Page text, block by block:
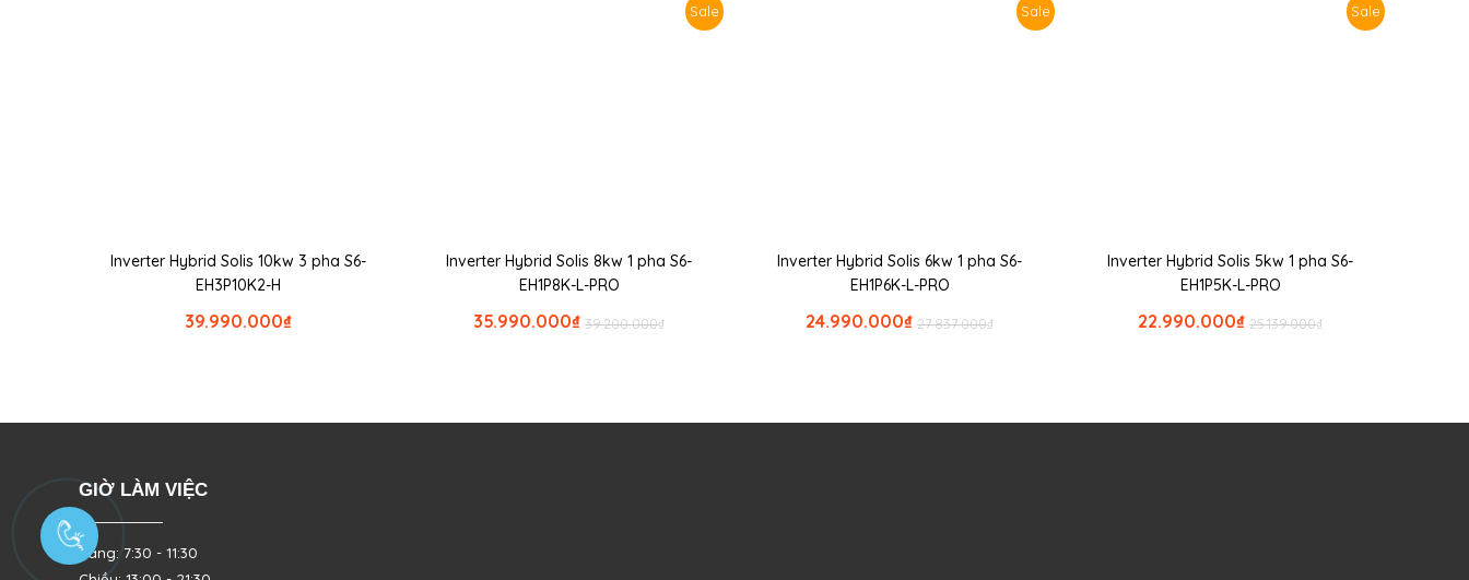
Inverter Hybrid Solis 10kw 3 pha S6-
EH3P10K2-H
₫
39.990.000
Sale
Inverter Hybrid Solis 8kw 1 pha S6-
EH1P8K-L-PRO
₫
39.200.000
₫
35.990.000
Sale
Inverter Hybrid Solis 6kw 1 pha S6-
EH1P6K-L-PRO
₫
27.837.000
₫
24.990.000
Sale
Inverter Hybrid Solis 5kw 1 pha S6-
EH1P5K-L-PRO
₫
25.139.000
₫
22.990.000
GIỜ LÀM VIỆC
Sáng: 7:30 - 11:30